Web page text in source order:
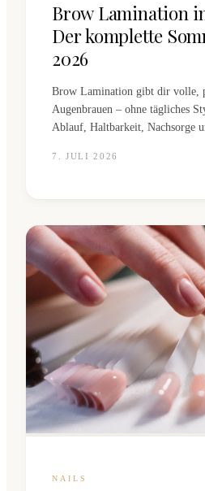
Brow Lamination
Der komplette
2026
Brow Lamination gibt dir volle,
Augenbrauen – ohne tägliches
Ablauf, Haltbarkeit, Nachsorge
7. JULI 2026
NAILS